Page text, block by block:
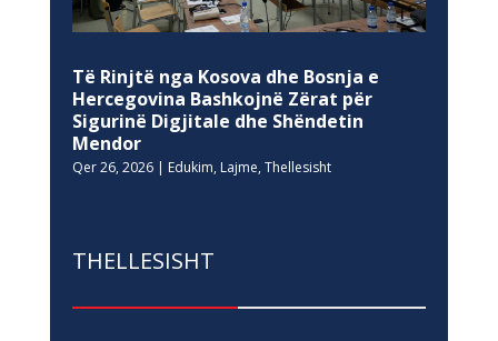
Të Rinjtë nga Kosova dhe Bosnja e
Hercegovina Bashkojnë Zërat për
Sigurinë Digjitale dhe Shëndetin
Mendor
Qer 26, 2026| Edukim, Lajme, Thellesisht
THELLESISHT